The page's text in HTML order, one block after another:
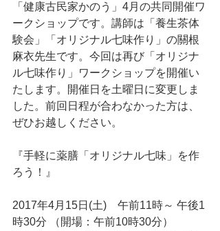
「健康古民家かのう」4月の共同開催ワ
ークショップです。講師は「養生茶体
験会」「オリジナル七味作り」の關根
麻衣先生です。今回は再び「オリジナ
ル七味作り」ワークショップを開催い
たします。開催日を土曜日に変更しま
した。前回日程が合わなかった方は、
ぜひお越しください。
『手軽に薬膳「オリジナル七味」を作
ろう！』
2017年4月15日(土)　午前11時～ 午後1
時30分 （開場：午前10時30分）